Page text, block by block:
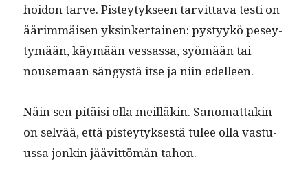
hoidon tarve. Pistey­tyk­seen tarvit­ta­va testi on
äärim­mäisen yksinker­tainen: pystyykö pesey­
tymään, käymään ves­sas­sa, syömään tai
nouse­maan sängys­tä itse ja niin edelleen.
Näin sen pitäisi olla meil­läkin. Sanomat­takin
on selvää, että pistey­tyk­ses­tä tulee olla vas­tu­
us­sa jonkin jäävit­tömän tahon.